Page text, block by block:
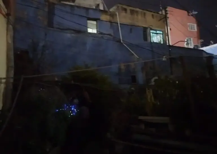
laboral representa una oportunidad para emprender
nuevos proyectos, mientras el legado de quienes
dedicaron décadas a la educación universitaria
permanece en las generaciones presentes y futuras.